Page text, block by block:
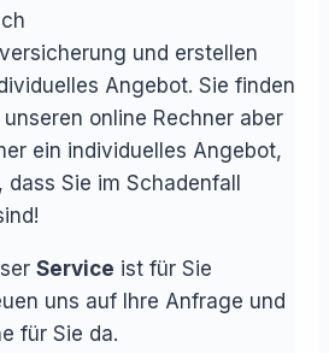
und erstellen
Angebot. Sie finden
online Rechner aber
ein individuelles Angebot,
Sie im Schadenfall
Service ist für Sie
uns auf Ihre Anfrage und
für Sie da.